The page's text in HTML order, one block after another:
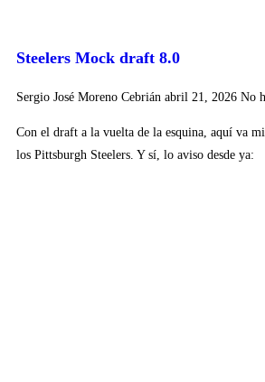
Steelers Mock draft 8.0
Sergio José Moreno Cebrián abril 21, 2026 No
Con el draft a la vuelta de la esquina, aquí va
los Pittsburgh Steelers. Y sí, lo aviso desde ya: